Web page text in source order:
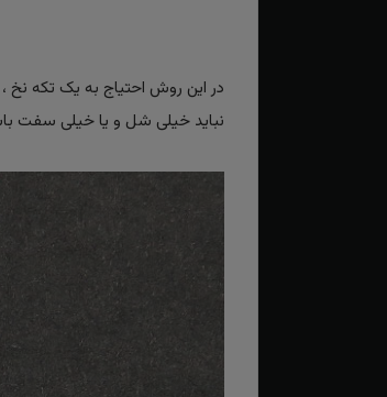
در این روش احتیاج به یک تکه نخ
نباید خیلی شل و یا خیلی سفت